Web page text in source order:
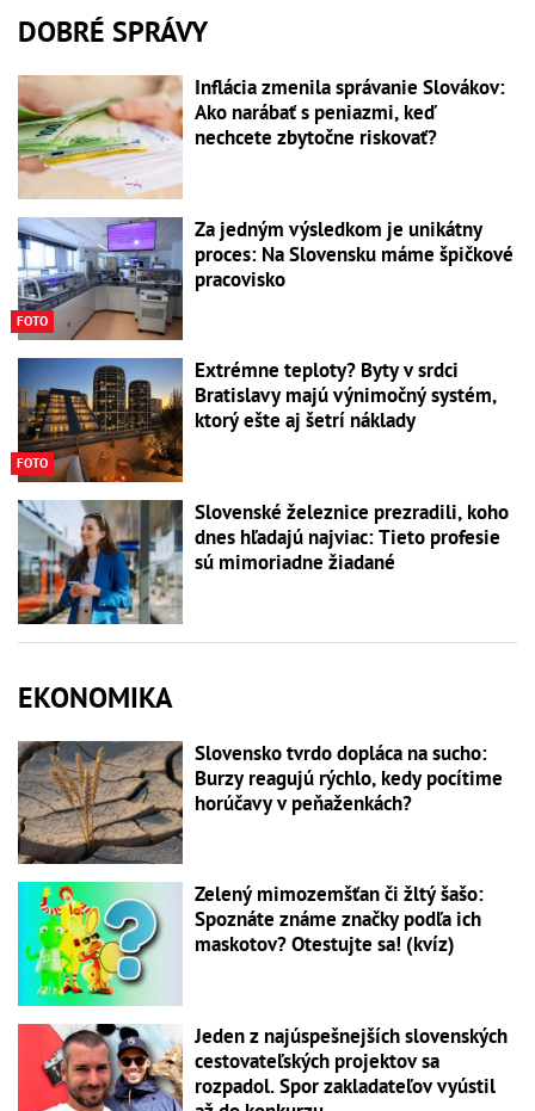
DOBRÉ SPRÁVY
Inflácia zmenila správanie Slovákov:
Ako narábať s peniazmi, keď
nechcete zbytočne riskovať?
FOTO
Za jedným výsledkom je unikátny
proces: Na Slovensku máme špičkové
pracovisko
FOTO
Extrémne teploty? Byty v srdci
Bratislavy majú výnimočný systém,
ktorý ešte aj šetrí náklady
Slovenské železnice prezradili, koho
dnes hľadajú najviac: Tieto profesie
sú mimoriadne žiadané
EKONOMIKA
Slovensko tvrdo dopláca na sucho:
Burzy reagujú rýchlo, kedy pocítime
horúčavy v peňaženkách?
Zelený mimozemšťan či žltý šašo:
Spoznáte známe značky podľa ich
maskotov? Otestujte sa! (kvíz)
Jeden z najúspešnejších slovenských
cestovateľských projektov sa
rozpadol. Spor zakladateľov vyústil